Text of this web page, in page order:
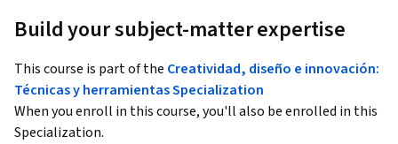
Build your subject-matter expertise
This course is part of the Creatividad, diseño e innovación:
Técnicas y herramientas Specialization
When you enroll in this course, you'll also be enrolled in this
Specialization.